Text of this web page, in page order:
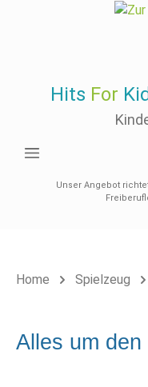
Hits For
Unser Angebot
Home Spielzeug
Alles um den